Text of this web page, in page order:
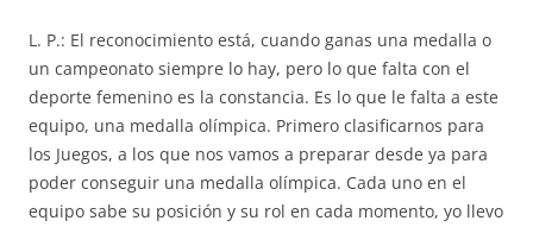
L. P.: El reconocimiento está, cuando ganas una medalla o
un campeonato siempre lo hay, pero lo que falta con el
deporte femenino es la constancia. Es lo que le falta a este
equipo, una medalla olímpica. Primero clasificarnos para
los Juegos, a los que nos vamos a preparar desde ya para
poder conseguir una medalla olímpica. Cada uno en el
equipo sabe su posición y su rol en cada momento, yo llevo